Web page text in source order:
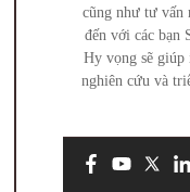
cũng như tư vấn
đến với các bạn
Hy vọng sẽ
nghiên cứu và